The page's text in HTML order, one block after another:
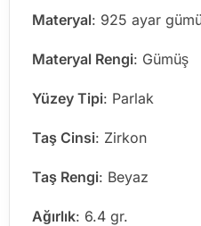
Materyal: 925 ayar
Materyal Rengi: Gümüş
Yüzey Tipi: Parlak
Taş Cinsi: Zirkon
Taş Rengi: Beyaz
Ağırlık: 6.4 gr.